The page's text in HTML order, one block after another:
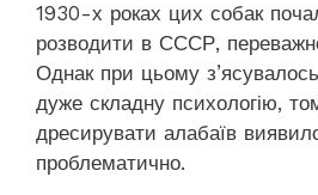
1930-х роках цих собак
розводити в СССР,
Однак при цьому
дуже складну психологію,
дресирувати алабаїв
проблематично.